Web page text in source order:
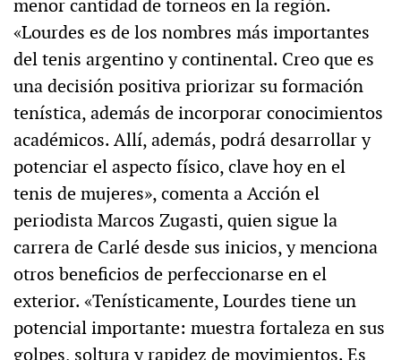
menor cantidad de torneos en la región.
«Lourdes es de los nombres más importantes
del tenis argentino y continental. Creo que es
una decisión positiva priorizar su formación
tenística, además de incorporar conocimientos
académicos. Allí, además, podrá desarrollar y
potenciar el aspecto físico, clave hoy en el
tenis de mujeres», comenta a Acción el
periodista Marcos Zugasti, quien sigue la
carrera de Carlé desde sus inicios, y menciona
otros beneficios de perfeccionarse en el
exterior. «Tenísticamente, Lourdes tiene un
potencial importante: muestra fortaleza en sus
golpes, soltura y rapidez de movimientos. Es